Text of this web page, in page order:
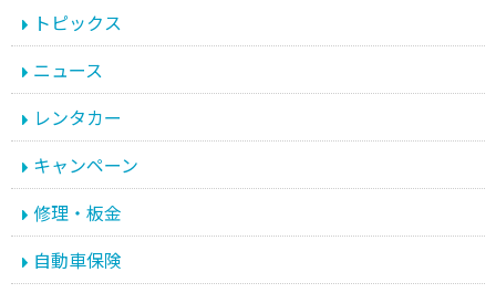
トピックス
ニュース
レンタカー
キャンペーン
修理・板金
自動車保険